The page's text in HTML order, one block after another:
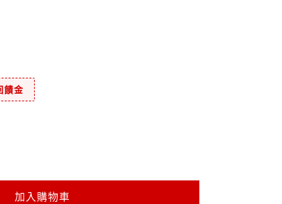
饋金
加入購物車